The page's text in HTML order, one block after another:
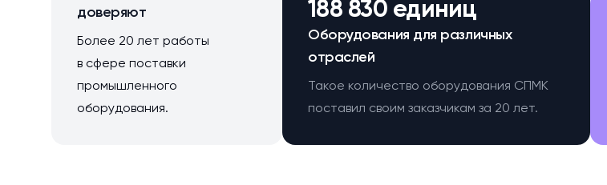
доверяют
Более 20 лет работы
в сфере поставки
промышленного
оборудования.
188 830 единиц
Оборудования для различных
отраслей
Такое количество оборудования СПМК
поставил своим заказчикам за 20 лет.